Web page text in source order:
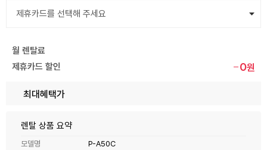
월 렌탈료
제휴카드 할인
0원
최대혜택가
렌탈 상품 요약
모델명
P-A50C